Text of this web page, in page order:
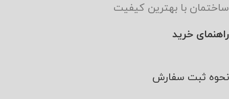
ساختمان با بهترین کیفیت
راهنمای خرید
نحوه ثبت سفارش